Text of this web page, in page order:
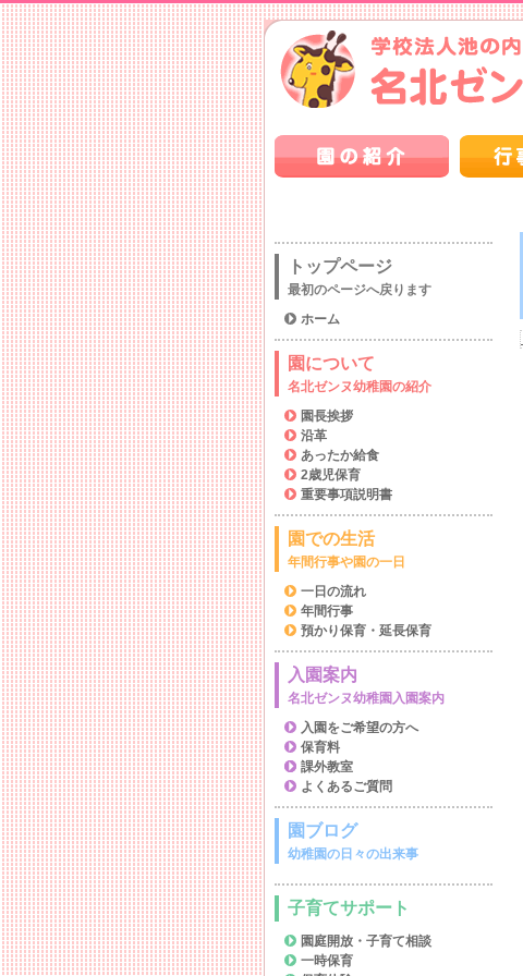
トップページ
最初のページへ戻ります
ホーム
園について
名北ゼンヌ幼稚園の紹介
園長挨拶
沿革
あったか給食
2歳児保育
重要事項説明書
園での生活
年間行事や園の一日
一日の流れ
年間行事
預かり保育・延長保育
入園案内
名北ゼンヌ幼稚園入園案内
入園をご希望の方へ
保育料
課外教室
よくあるご質問
園ブログ
幼稚園の日々の出来事
子育てサポート
園庭開放・子育て相談
一時保育